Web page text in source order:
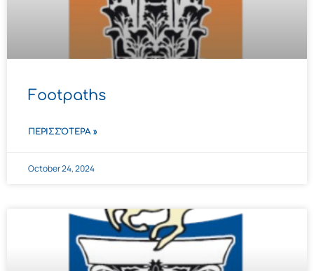
Footpaths
ΠΕΡΙΣΣΌΤΕΡΑ »
October 24, 2024